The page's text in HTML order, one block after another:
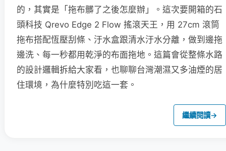
的，其實是「拖布髒了之後怎麼辦」。這次要開箱的石
頭科技 Qrevo Edge 2 Flow 搖滾天王，用 27cm 滾筒
拖布搭配恆壓刮條、汙水盒跟清水汙水分離，做到邊拖
邊洗、每一秒都用乾淨的布面拖地。這篇會從整條水路
的設計邏輯拆給大家看，也聊聊台灣潮濕又多油煙的居
住環境，為什麼特別吃這一套。
繼續閱讀→